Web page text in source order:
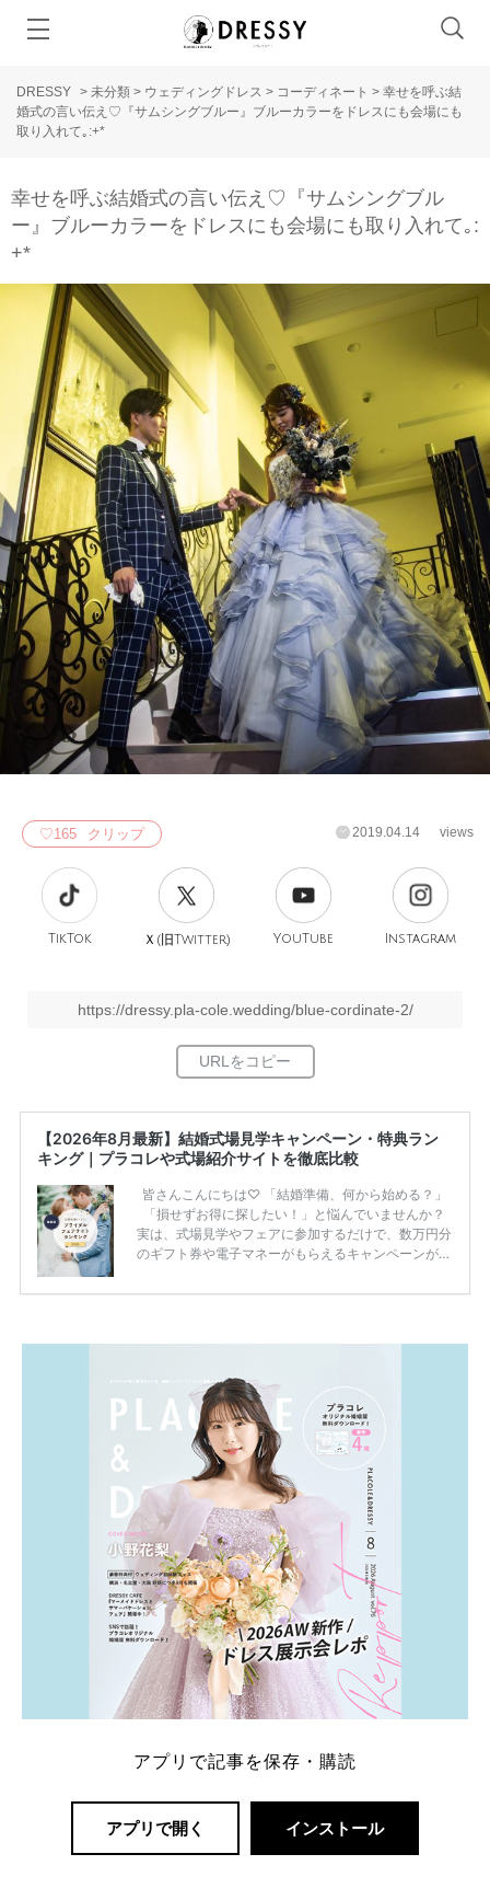
DRESSY > 未分類 > ウェディングドレス > コーディネート > 幸せを呼ぶ結
婚式の言い伝え♡『サムシングブルー』ブルーカラーをドレスにも会場にも
取り入れて｡:+*
幸せを呼ぶ結婚式の言い伝え♡『サムシングブル
ー』ブルーカラーをドレスにも会場にも取り入れて｡:
+*
♡165 クリップ 2019.04.14 views
TikTok Ｘ(旧Twitter) YouTube Instagram
https://dressy.pla-cole.wedding/blue-cordinate-2/
【2026年8月最新】結婚式場見学キャンペーン・特典ラン
キング｜プラコレや式場紹介サイトを徹底比較
皆さんこんにちは♡ 「結婚準備、何から始める？」
「損せずお得に探したい！」と悩んでいませんか？
実は、式場見学やフェアに参加するだけで、数万円分
のギフト券や電子マネーがもらえるキャンペーンがあ
ため、比較せずに選ぶと損をしてしまうことも……。
一番お得？」「プラコレの特典は？」といった疑問も
解決します。 まずは診断で候補を絞れる「ウェディ
ング診断」か、体験型 […]続きを読む
アプリで記事を保存・購読
アプリで開く インストール